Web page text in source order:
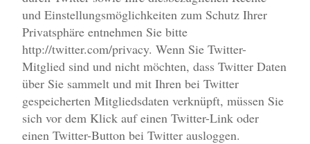
und Einstellungsmöglichkeiten zum Schutz Ihrer
Privatsphäre entnehmen Sie bitte
http://twitter.com/privacy. Wenn Sie Twitter-
Mitglied sind und nicht möchten, dass Twitter Daten
über Sie sammelt und mit Ihren bei Twitter
gespeicherten Mitgliedsdaten verknüpft, müssen Sie
sich vor dem Klick auf einen Twitter-Link oder
einen Twitter-Button bei Twitter ausloggen.